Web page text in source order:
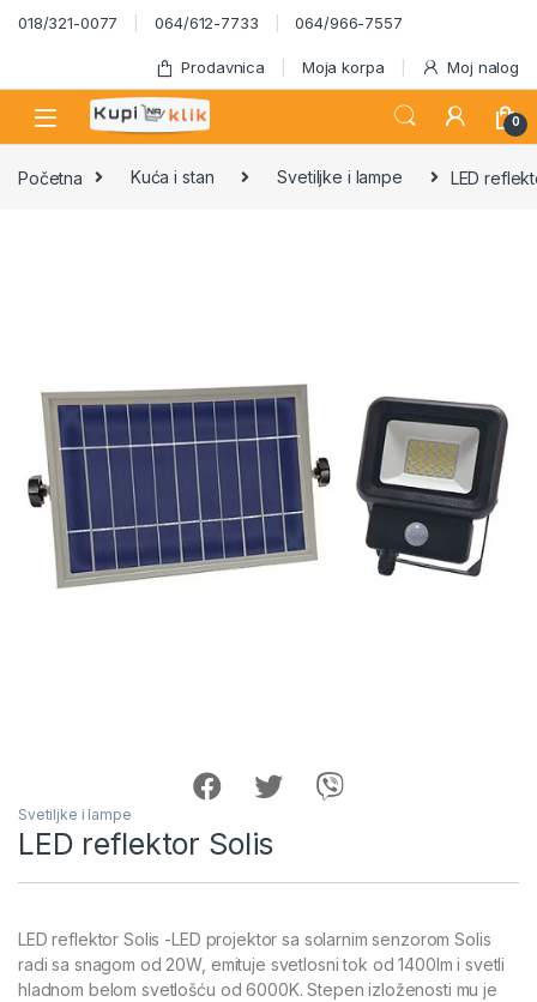
Skip to navigation
Skip to content
018/321-0077 064/612-7733 064/966-7557
Prodavnica Moja korpa Moj nalog
0
Početna Kuća i stan Svetiljke i lampe LED
Svetiljke i lampe
LED reflektor Solis
LED reflektor Solis -LED projektor sa solarnim senzorom Solis
radi sa snagom od 20W, emituje svetlosni tok od 1400lm i svetli
hladnom belom svetlošću od 6000K. Stepen izloženosti mu je